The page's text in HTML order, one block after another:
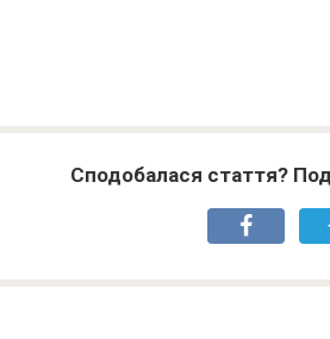
Сподобалася стаття?